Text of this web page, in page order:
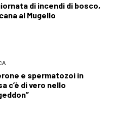
di incendi di bosco,
al Mugello
e spermatozoi in
c’è di vero nello